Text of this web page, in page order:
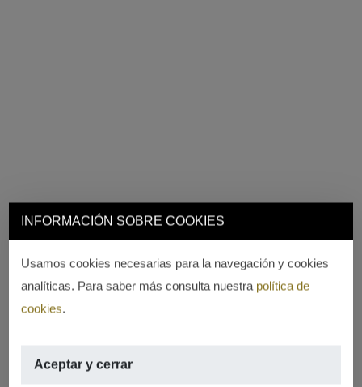
INFORMACIÓN SOBRE COOKIES
Usamos cookies necesarias para la navegación y cookies
analíticas. Para saber más consulta nuestra política de
cookies.
Aceptar y cerrar